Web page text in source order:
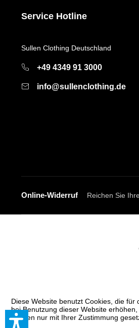
Service Hotline
Sullen Clothing Deutschland
+49 4349 91 3000
info@sullenclothing.de
Online-Widerruf Reichen Sie
Diese Website benutzt Cookies, die
bei Benutzung dieser Website
werden nur mit Ihrer Zustimmung